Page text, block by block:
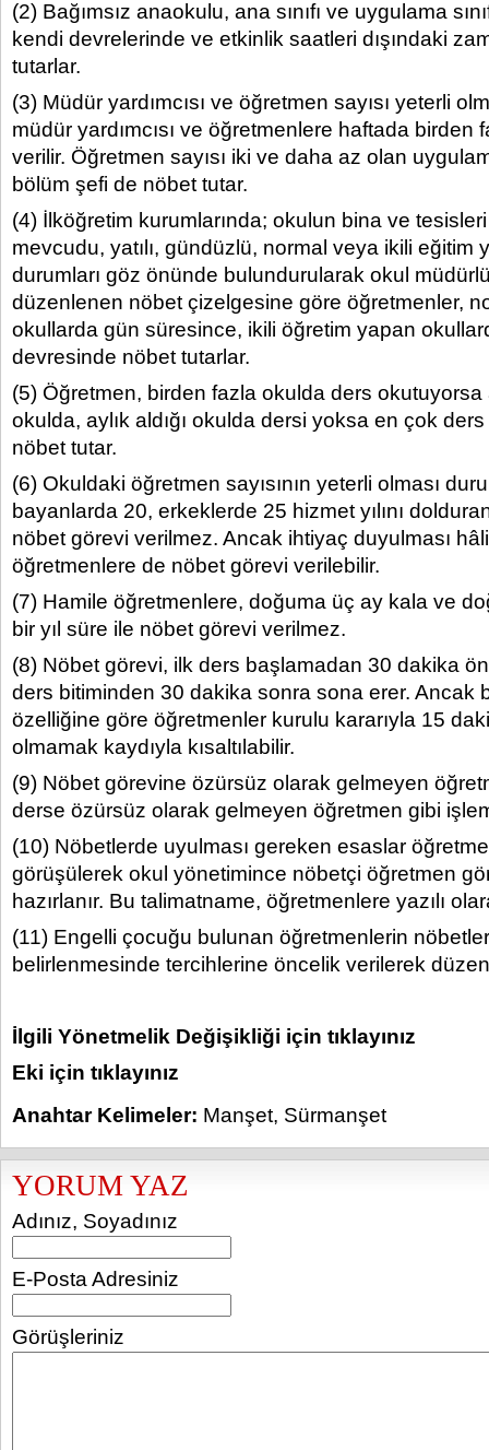
(2) Bağımsız anaokulu, ana sınıfı ve uygulama
kendi devrelerinde ve etkinlik saatleri dışındaki
tutarlar.
(3) Müdür yardımcısı ve öğretmen sayısı yeterli
müdür yardımcısı ve öğretmenlere haftada birden
verilir. Öğretmen sayısı iki ve daha az olan
bölüm şefi de nöbet tutar.
(4) İlköğretim kurumlarında; okulun bina ve
mevcudu, yatılı, gündüzlü, normal veya ikili eğitim
durumları göz önünde bulundurularak okul
düzenlenen nöbet çizelgesine göre öğretmenler,
okullarda gün süresince, ikili öğretim yapan
devresinde nöbet tutarlar.
(5) Öğretmen, birden fazla okulda ders okutuyorsa
okulda, aylık aldığı okulda dersi yoksa en çok
nöbet tutar.
(6) Okuldaki öğretmen sayısının yeterli olması
bayanlarda 20, erkeklerde 25 hizmet yılını
nöbet görevi verilmez. Ancak ihtiyaç duyulması
öğretmenlere de nöbet görevi verilebilir.
(7) Hamile öğretmenlere, doğuma üç ay kala ve
bir yıl süre ile nöbet görevi verilmez.
(8) Nöbet görevi, ilk ders başlamadan 30 dakika
ders bitiminden 30 dakika sonra sona erer. Ancak
özelliğine göre öğretmenler kurulu kararıyla 15
olmamak kaydıyla kısaltılabilir.
(9) Nöbet görevine özürsüz olarak gelmeyen
derse özürsüz olarak gelmeyen öğretmen gibi işlem
(10) Nöbetlerde uyulması gereken esaslar
görüşülerek okul yönetimince nöbetçi öğretmen
hazırlanır. Bu talimatname, öğretmenlere yazılı
(11) Engelli çocuğu bulunan öğretmenlerin
belirlenmesinde tercihlerine öncelik verilerek
İlgili Yönetmelik Değişikliği için tıklayınız
Eki için tıklayınız
Anahtar Kelimeler: Manşet, Sürmanşet
YORUM YAZ
Adınız, Soyadınız
E-Posta Adresiniz
Görüşleriniz